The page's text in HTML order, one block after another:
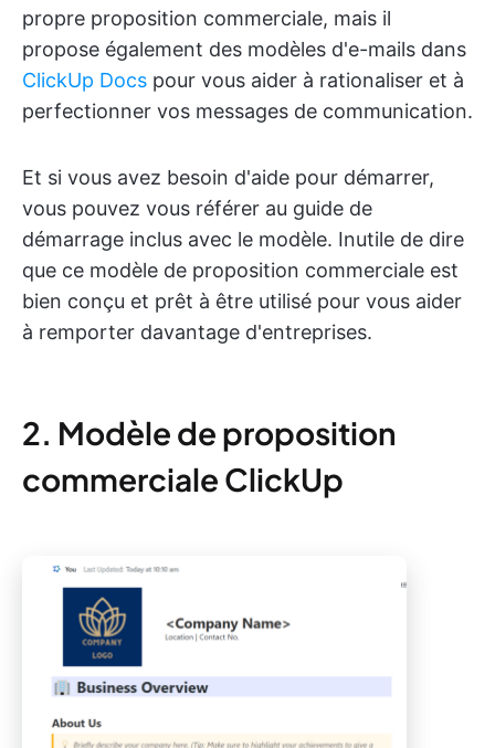
propre proposition commerciale, mais il
propose également des modèles d'e-mails dans
ClickUp Docs pour vous aider à rationaliser et à
perfectionner vos messages de communication.
Et si vous avez besoin d'aide pour démarrer,
vous pouvez vous référer au guide de
démarrage inclus avec le modèle. Inutile de dire
que ce modèle de proposition commerciale est
bien conçu et prêt à être utilisé pour vous aider
à remporter davantage d'entreprises.
2. Modèle de proposition
commerciale ClickUp